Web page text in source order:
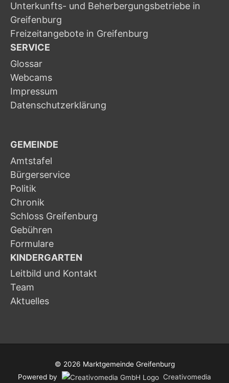
Unterkunfts- und Beherbergungsbetriebe in
Greifenburg
Freizeitangebote in Greifenburg
SERVICE
Glossar
Webcams
Impressum
Datenschutzerklärung
GEMEINDE
Amtstafel
Bürgerservice
Politik
Chronik
Schloss Greifenburg
Gebühren
Formulare
KINDERGARTEN
Leitbild und Kontakt
Team
Aktuelles
© 2026 Marktgemeinde Greifenburg
Powered by
Creativomedia